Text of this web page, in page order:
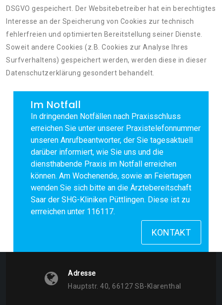
DSGVO gespeichert. Der Websitebetreiber hat ein berechtigtes
Interesse an der Speicherung von Cookies zur technisch
fehlerfreien und optimierten Bereitstellung seiner Dienste.
Soweit andere Cookies (z.B. Cookies zur Analyse Ihres
Surfverhaltens) gespeichert werden, werden diese in dieser
Datenschutzerklärung gesondert behandelt.
Im Notfall
In dringenden Notfällen nach Praxisschluss
erreichen Sie unter unserer Praxistelefonnummer
unseren Anrufbeantworter, der Sie tagesaktuell
darüber informiert, wie Sie uns und die
diensthabende Praxis im Notfall erreichen
können. Am Wochenende, sowie an Feiertagen
wenden Sie sich bitte an die Ärztebereitschaft
Saar der SHG-Kliniken Püttlingen. Diese ist zu
errreichen unter 116117.
KONTAKT
Adresse
Hauptstr. 40, 66127 SB-Klarenthal